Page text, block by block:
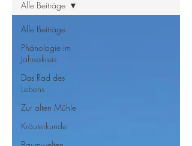
Alle Beiträge
Phänologie im
Jahreskreis
Das Rad des
Lebens
Zur alten Mühle
Kräuterkunde
Alle Beiträge